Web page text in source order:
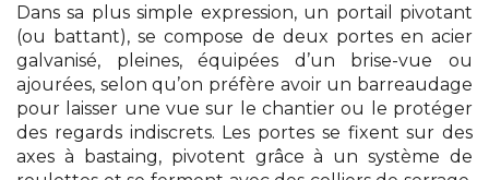
Dans sa plus simple expression, un portail pivotant
(ou battant), se compose de deux portes en acier
galvanisé, pleines, équipées d’un brise-vue ou
ajourées, selon qu’on préfère avoir un barreaudage
pour laisser une vue sur le chantier ou le protéger
des regards indiscrets. Les portes se fixent sur des
axes à bastaing, pivotent grâce à un système de